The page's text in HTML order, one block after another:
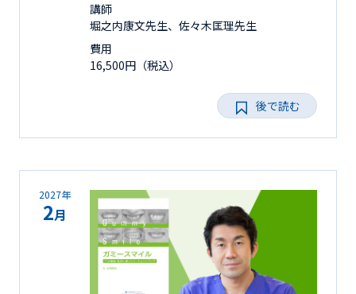
講師
堀之内康文先生、佐々木匡理先生
費用
16,500円（税込）
後で読む
2027年
2月